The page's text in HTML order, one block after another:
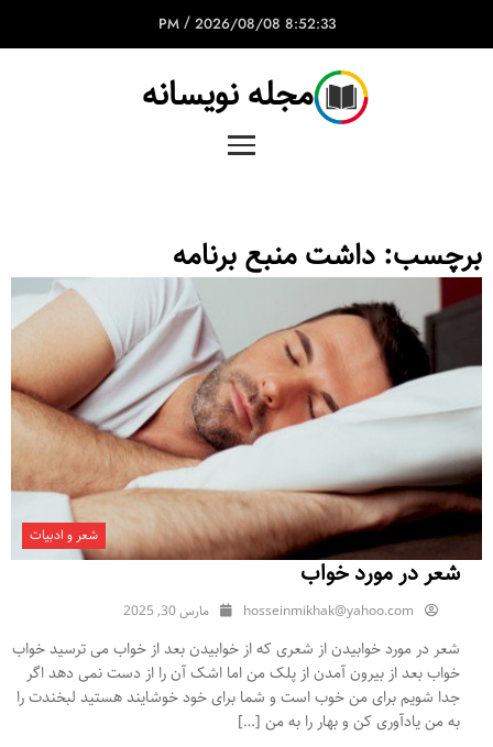
8:52:33 PM
/ 2026/08/08
مجله نویسانه
برچسب: داشت منبع برنامه
شعر و ادبیات
شعر در مورد خواب
hosseinmikhak@yahoo.com مارس 30, 2025
شعر در مورد خوابیدن از شعری که از خوابیدن بعد از خواب می ترسید خواب
خواب بعد از بیرون آمدن از پلک من اما اشک آن را از دست نمی دهد اگر
جدا شویم برای من خوب است و شما برای خود خوشایند هستید لبخندت را
به من یادآوری کن و بهار را به من […]